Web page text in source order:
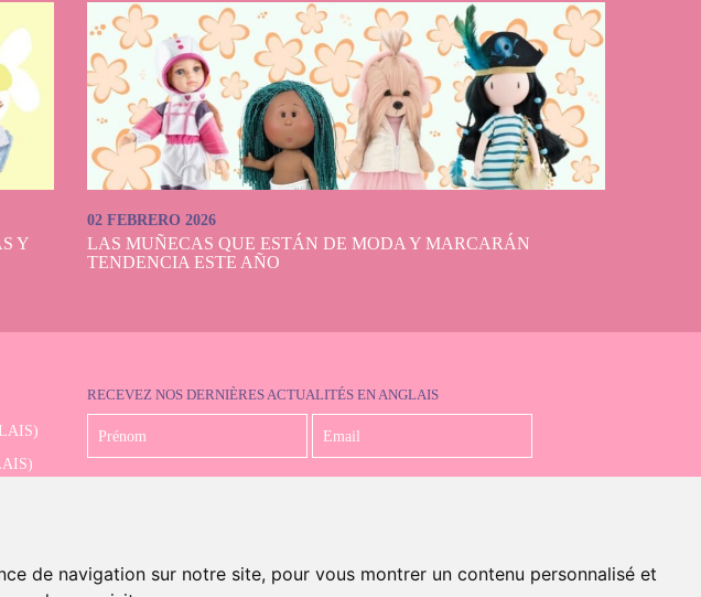
de navigation sur notre site, pour vous montrer un contenu personnalisé et
Y
02 FEBRERO 2026
LAS MUÑECAS QUE ESTÁN DE MODA Y MARCARÁN
TENDENCIA ESTE AÑO
RECEVEZ NOS DERNIÈRES ACTUALITÉS EN ANGLAIS